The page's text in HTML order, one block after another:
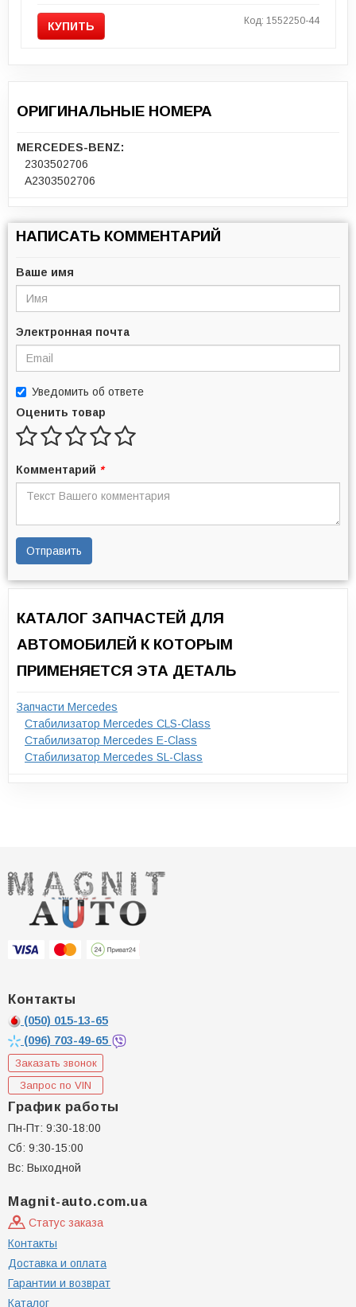
КУПИТЬ Код: 1552250-44
ОРИГИНАЛЬНЫЕ НОМЕРА
MERCEDES-BENZ:
2303502706
A2303502706
НАПИСАТЬ КОММЕНТАРИЙ
Ваше имя
Электронная почта
Уведомить об ответе
Оценить товар
Комментарий *
Отправить
КАТАЛОГ ЗАПЧАСТЕЙ ДЛЯ
АВТОМОБИЛЕЙ К КОТОРЫМ
ПРИМЕНЯЕТСЯ ЭТА ДЕТАЛЬ
Запчасти Mercedes
Стабилизатор Mercedes CLS-Class
Стабилизатор Mercedes E-Class
Стабилизатор Mercedes SL-Class
Контакты
(050) 015-13-65
(096) 703-49-65
Заказать звонок
Запрос по VIN
График работы
Пн-Пт: 9:30-18:00
Сб: 9:30-15:00
Вс: Выходной
Magnit-auto.com.ua
Статус заказа
Контакты
Доставка и оплата
Гарантии и возврат
Каталог